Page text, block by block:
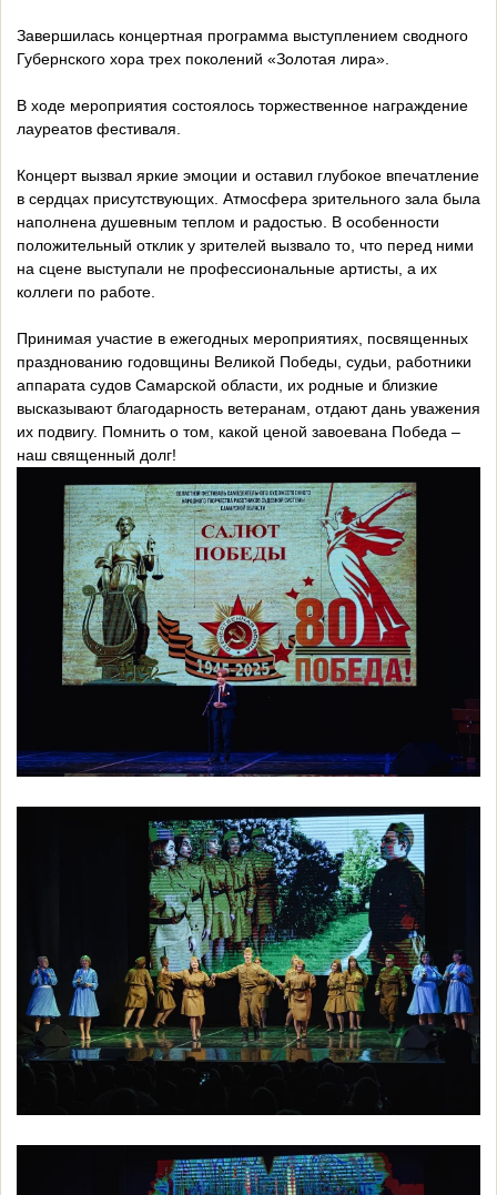
Завершилась концертная программа выступлением сводного
Губернского хора трех поколений «Золотая лира».
В ходе мероприятия состоялось торжественное награждение
лауреатов фестиваля.
Концерт вызвал яркие эмоции и оставил глубокое впечатление
в сердцах присутствующих. Атмосфера зрительного зала была
наполнена душевным теплом и радостью. В особенности
положительный отклик у зрителей вызвало то, что перед ними
на сцене выступали не профессиональные артисты, а их
коллеги по работе.
Принимая участие в ежегодных мероприятиях, посвященных
празднованию годовщины Великой Победы, судьи, работники
аппарата судов Самарской области, их родные и близкие
высказывают благодарность ветеранам, отдают дань уважения
их подвигу. Помнить о том, какой ценой завоевана Победа –
наш священный долг!